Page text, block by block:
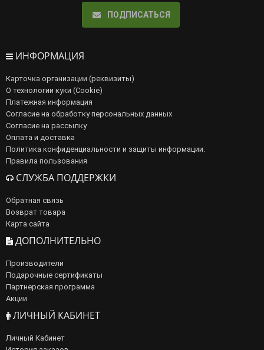
ПОДПИСАТЬСЯ
ИНФОРМАЦИЯ
Карточка организации (реквизиты)
О технологии куки (Cookie)
Платежная информация
Согласие на обработку персональных данных
Согласие на рассылку
Оплата и доставка
Политика конфиденциальности и защиты информации.
Правила пользования
СЛУЖБА ПОДДЕРЖКИ
Обратная связь
Возврат товара
Карта сайта
ДОПОЛНИТЕЛЬНО
Производители
Подарочные сертификаты
Партнерская программа
Акции
ЛИЧНЫЙ КАБИНЕТ
Личный Кабинет